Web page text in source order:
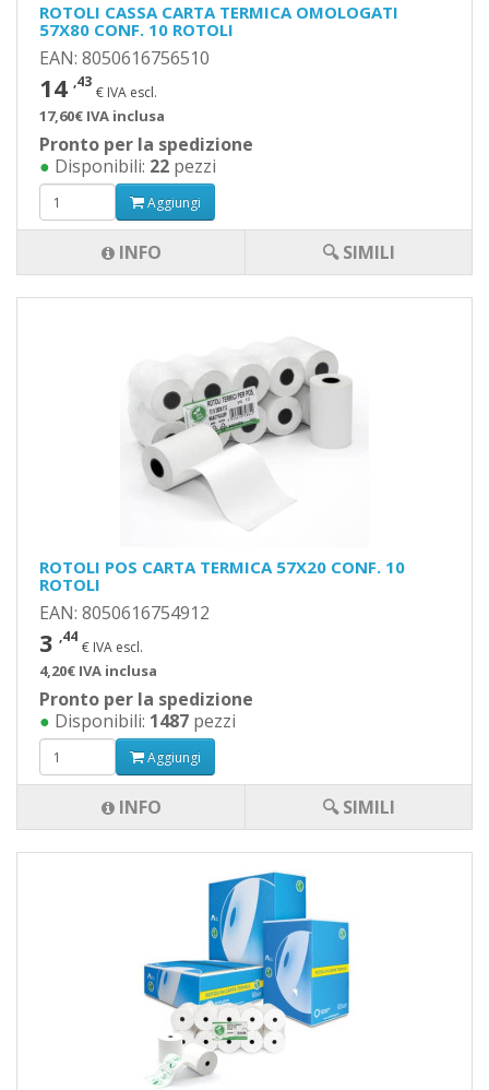
ROTOLI CASSA CARTA TERMICA OMOLOGATI
57X80 CONF. 10 ROTOLI
EAN: 8050616756510
14 ,43
€ IVA escl.
17,60€ IVA inclusa
Pronto per la spedizione
● Disponibili: 22 pezzi
Aggiungi
INFO 🔍 SIMILI
ROTOLI POS CARTA TERMICA 57X20 CONF. 10
ROTOLI
EAN: 8050616754912
3 ,44
€ IVA escl.
4,20€ IVA inclusa
Pronto per la spedizione
● Disponibili: 1487 pezzi
Aggiungi
INFO 🔍 SIMILI